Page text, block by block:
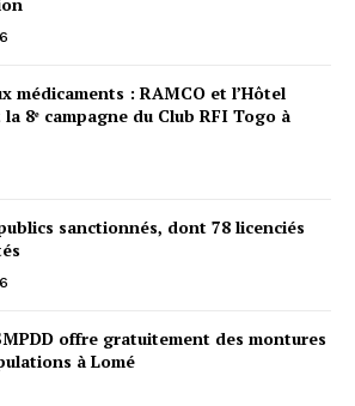
médicaments : RAMCO et l’Hôtel
8ᵉ campagne du Club RFI Togo à
sanctionnés, dont 78 licenciés
offre gratuitement des montures
à Lomé